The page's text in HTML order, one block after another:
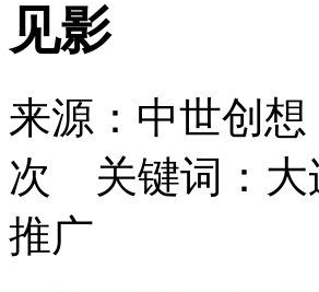
见影
来源：中世创
次 关键词：大
推广